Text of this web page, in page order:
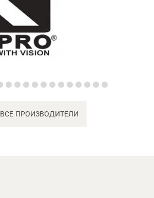
ВСЕ ПРОИЗВОДИТЕЛИ